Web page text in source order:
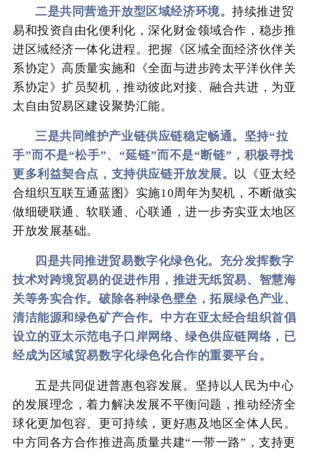
二是共同营造开放型区域经济环境。持续推进贸
易和投资自由化便利化，深化财金领域合作，稳步推
进区域经济一体化进程。把握《区域全面经济伙伴关
系协定》高质量实施和《全面与进步跨太平洋伙伴关
系协定》扩员契机，推动彼此对接、融合共进，为亚
太自由贸易区建设聚势汇能。
三是共同维护产业链供应链稳定畅通。坚持“拉
手”而不是“松手”、“延链”而不是“断链”，积极寻找
更多利益契合点，支持供应链开放发展。 以《亚太经
合组织互联互通蓝图》实施10周年为契机，不断做实
做细硬联通、软联通、心联通，进一步夯实亚太地区
开放发展基础。
四是共同推进贸易数字化绿色化。充分发挥数字
技术对跨境贸易的促进作用，推进无纸贸易、智慧海
关等务实合作。破除各种绿色壁垒，拓展绿色产业、
清洁能源和绿色矿产合作。中方在亚太经合组织首倡
设立的亚太示范电子口岸网络、绿色供应链网络，已
经成为区域贸易数字化绿色化合作的重要平台。
五是共同促进普惠包容发展。坚持以人民为中心
的发展理念，着力解决发展不平衡问题，推动经济全
球化更加包容、更可持续，更好惠及地区全体人民。
中方同各方合作推进高质量共建“一带一路”，支持更